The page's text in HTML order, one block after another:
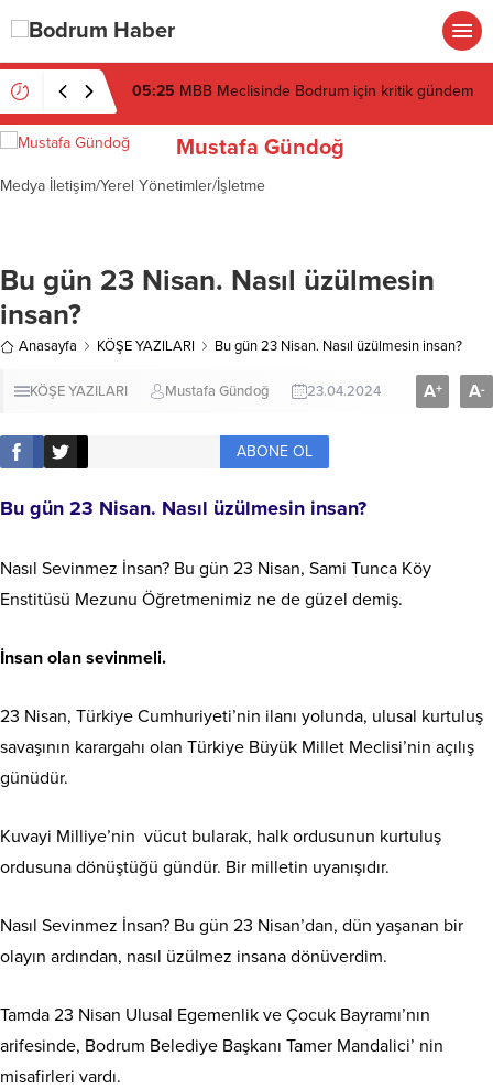
19:16Atatürk’ün İsmi Var, Cismi Yok: Atatürkçü
Düşünce Derneği Pusulayı mı Şaşırdı Yoksa
Navigasyon mu Bozuldu?
Mustafa Gündoğ
Medya İletişim/Yerel Yönetimler/İşletme
Bu gün 23 Nisan. Nasıl üzülmesin
insan?
Anasayfa KÖŞE YAZILARI Bu gün 23 Nisan. Nasıl üzülmesin insan?
KÖŞE YAZILARI Mustafa Gündoğ 23.04.2024 A+ A-
ABONE OL
Bu gün 23 Nisan. Nasıl üzülmesin insan?
Nasıl Sevinmez İnsan? Bu gün 23 Nisan, Sami Tunca Köy
Enstitüsü Mezunu Öğretmenimiz ne de güzel demiş.
İnsan olan sevinmeli.
23 Nisan, Türkiye Cumhuriyeti’nin ilanı yolunda, ulusal kurtuluş
savaşının karargahı olan Türkiye Büyük Millet Meclisi’nin açılış
günüdür.
Kuvayi Milliye’nin vücut bularak, halk ordusunun kurtuluş
ordusuna dönüştüğü gündür. Bir milletin uyanışıdır.
Nasıl Sevinmez İnsan? Bu gün 23 Nisan’dan, dün yaşanan bir
olayın ardından, nasıl üzülmez insana dönüverdim.
Tamda 23 Nisan Ulusal Egemenlik ve Çocuk Bayramı’nın
arifesinde, Bodrum Belediye Başkanı Tamer Mandalici’ nin
misafirleri vardı.